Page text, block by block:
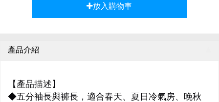
放入購物車
產品介紹
【產品描述】
◆五分袖長與褲長，適合春天、夏日冷氣房、晚秋